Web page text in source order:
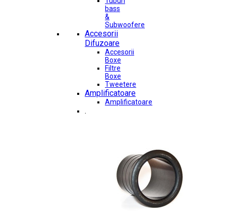
bass
&
Subwoofere
Accesorii
Difuzoare
Accesorii
Boxe
Filtre
Boxe
Tweetere
Amplificatoare
Amplificatoare
.